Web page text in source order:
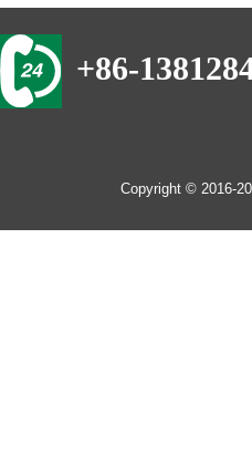
​​Copyright © 2016-
+86-